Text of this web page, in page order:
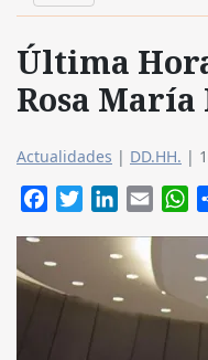
Última
Rosa María
Actualidades | DD.HH. |
FacebookTwitterLinkedIn
Email